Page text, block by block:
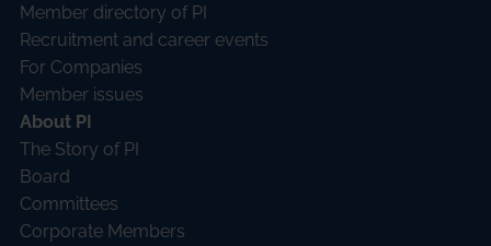
Member directory of PI
Recruitment and career events
For Companies
Member issues
About PI
The Story of PI
Board
Committees
Corporate Members